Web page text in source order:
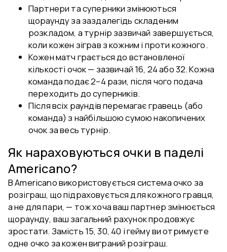
Партнери та суперники змінюються
щораунду за заздалегідь складеним
розкладом, а турнір зазвичай завершується,
коли кожен зіграв з кожним і проти кожного.
Кожен матч грається до встановленої
кількості очок — зазвичай 16, 24 або 32. Кожна
команда подає 2–4 рази, після чого подача
переходить до суперників.
Після всіх раундів перемагає гравець (або
команда) з найбільшою сумою накопичених
очок за весь турнір.
Як нараховуються очки в паделі
Americano?
В Americano використовується система очко за
розіграш, що підраховується для кожного гравця,
а не для пари, — тож хоча ваш партнер змінюється
щораунду, ваш загальний рахунок продовжує
зростати. Замість 15, 30, 40 і гейму ви отримуєте
одне очко за кожен виграний розіграш.